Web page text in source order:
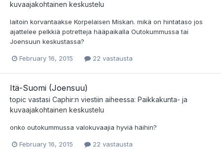
kuvaajakohtainen keskustelu
laitoin korvantaakse Korpelaisen Miskan. mikä on hintataso jos
ajattelee pelkkiä potretteja hääpaikalla Outokummussa tai
Joensuun keskustassa?
February 16, 2015 22 vastausta
Itä-Suomi (Joensuu)
topic vastasi Caphir:n viestiin aiheessa: Paikkakunta- ja
kuvaajakohtainen keskustelu
onko outokummussa valokuvaajia hyviä häihin?
February 16, 2015 22 vastausta